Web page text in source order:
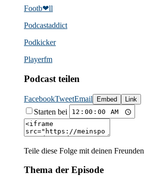
Footb❤ll
Podcast­addict
Podkicker
Playerfm
Podcast teilen
FacebookTweetEmail Embed Link
Starten bei
Teile diese Folge mit deinen Freunden
Thema der Episode